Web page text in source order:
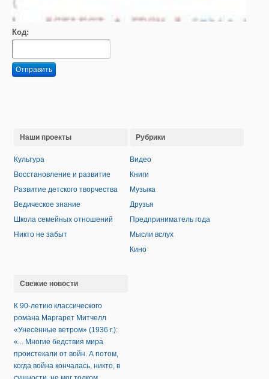
Код:
Отправить
Наши проекты
Культура
Восстановление и развитие
Развитие детского творчества
Ведическое знание
Школа семейных отношений
Никто не забыт
Рубрики
Видео
Книги
Музыка
Друзья
Предприниматель года
Мысли вслух
Кино
Свежие новости
К 90-летию классического
романа Маргарет Митчелл
«Унесённые ветром» (1936 г.):
«... Многие бедствия мира
проистекали от войн. А потом,
когда война кончалась, никто, в